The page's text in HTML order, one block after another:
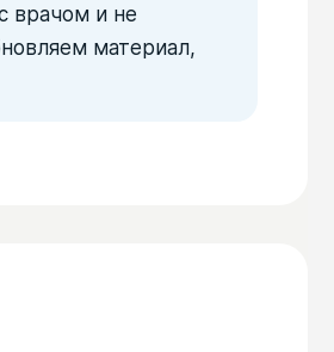
врачом и не
материал,